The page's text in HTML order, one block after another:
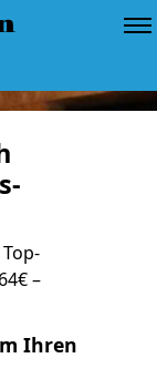
–
Ihren